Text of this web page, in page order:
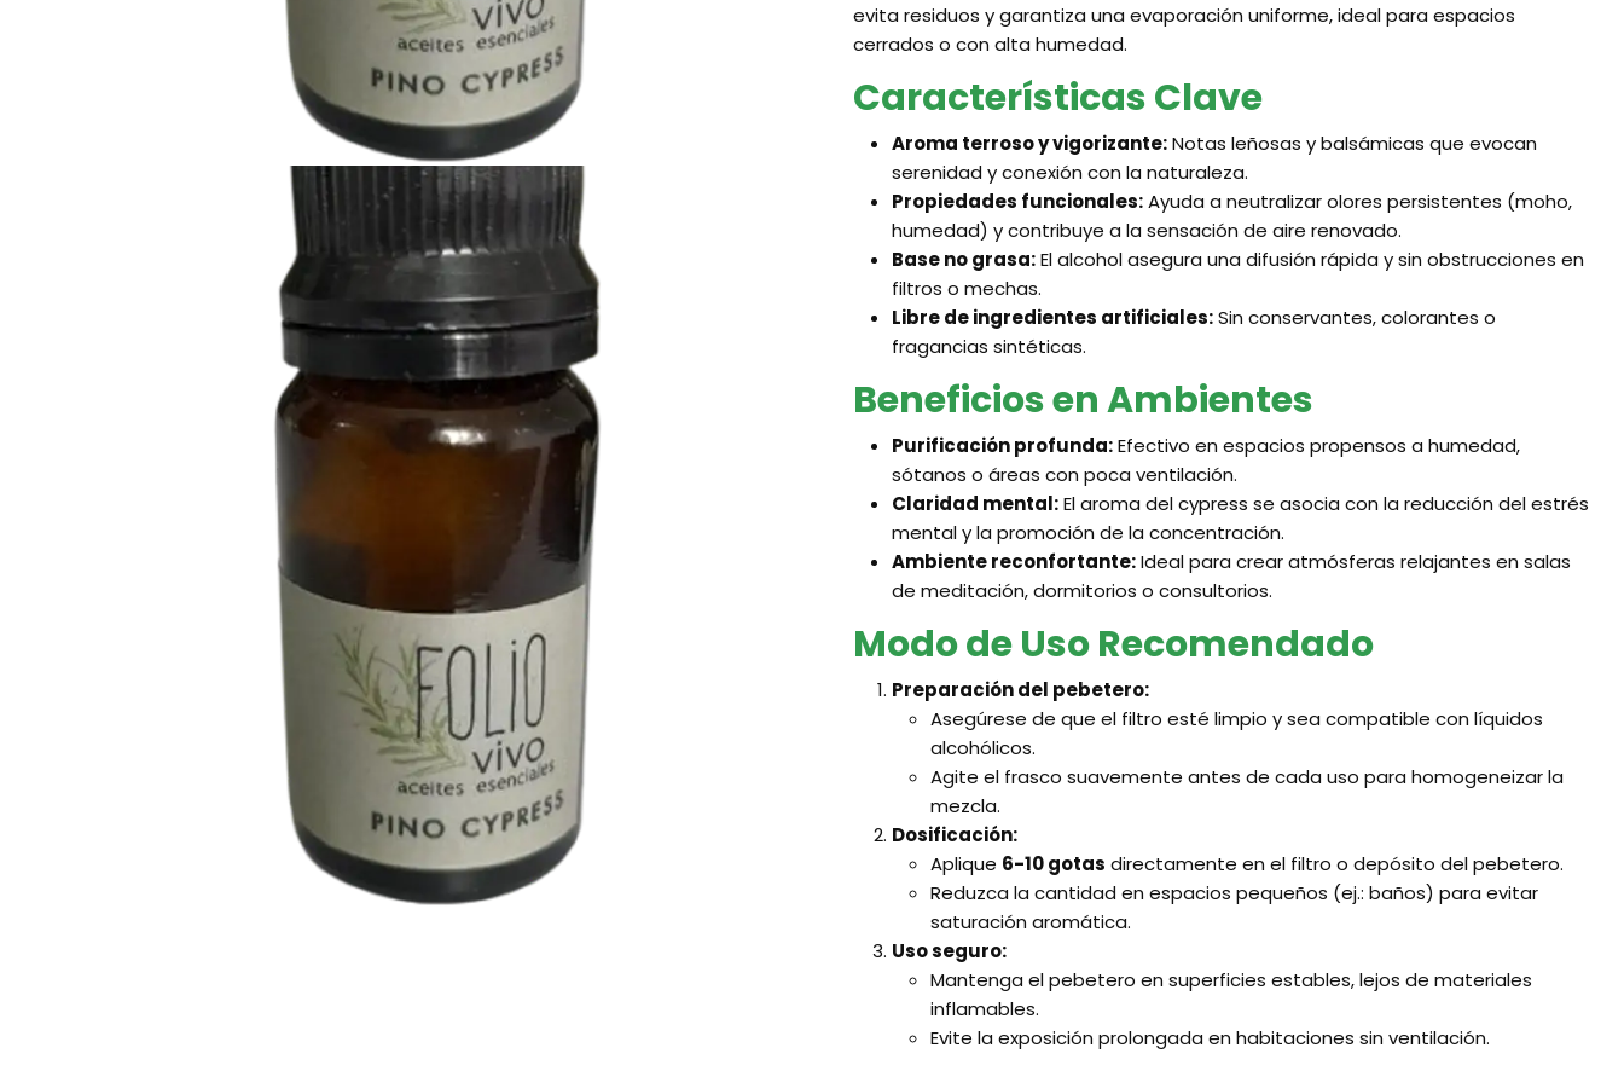
evita residuos y garantiza una evaporación uniforme, ideal para espacios
cerrados o con alta humedad.
Características Clave
Aroma terroso y vigorizante:Notas leñosas y balsámicas que evocan
serenidad y conexión con la naturaleza.
Propiedades funcionales:Ayuda a neutralizar olores persistentes (moho,
humedad) y contribuye a la sensación de aire renovado.
Base no grasa:El alcohol asegura una difusión rápida y sin obstrucciones en
filtros o mechas.
Libre de ingredientes artificiales:Sin conservantes, colorantes o
fragancias sintéticas.
Beneficios en Ambientes
Purificación profunda:Efectivo en espacios propensos a humedad,
sótanos o áreas con poca ventilación.
Claridad mental:El aroma del cypress se asocia con la reducción del estrés
mental y la promoción de la concentración.
Ambiente reconfortante:Ideal para crear atmósferas relajantes en salas
de meditación, dormitorios o consultorios.
Modo de Uso Recomendado
Preparación del pebetero:
Asegúrese de que el filtro esté limpio y sea compatible con líquidos
alcohólicos.
Agite el frasco suavemente antes de cada uso para homogeneizar la
mezcla.
Dosificación:
Aplique 6-10 gotas directamente en el filtro o depósito del pebetero.
Reduzca la cantidad en espacios pequeños (ej.: baños) para evitar
saturación aromática.
Uso seguro:
Mantenga el pebetero en superficies estables, lejos de materiales
inflamables.
Evite la exposición prolongada en habitaciones sin ventilación.